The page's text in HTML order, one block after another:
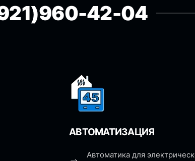
42-04
АВТОМАТИЗАЦИЯ
Автоматика для